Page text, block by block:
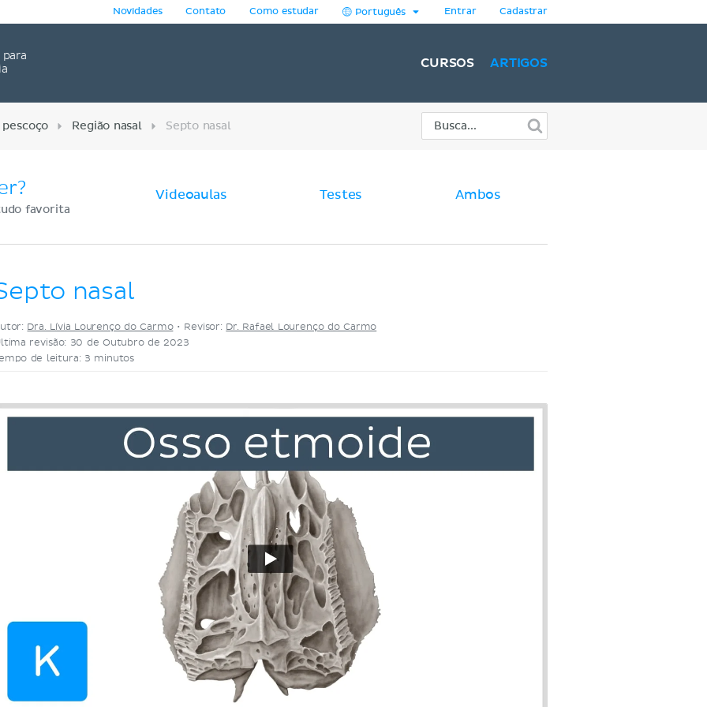
para
Novidades Contato Como estudar Português Entrar Cadastrar
CURSOS ARTIGOS
pescoço Região nasal Septo nasal
favorita
Videoaulas Testes Ambos
nasal
Dra. Lívia Lourenço do Carmo• Revisor: Dr. Rafael Lourenço do Carmo
revisão: 30 de Outubro de 2023
de leitura: 3 minutos